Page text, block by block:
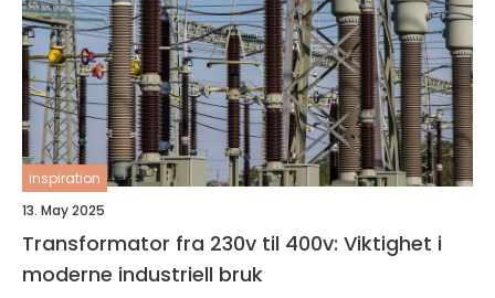
inspiration
13. May 2025
Transformator fra 230v til 400v: Viktighet i
moderne industriell bruk